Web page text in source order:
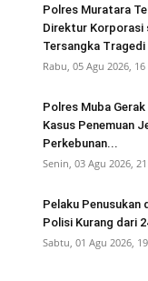
Polres Muratara
Direktur Korporasi
Tersangka
Rabu, 05 Agu 2026, 16
Polres Muba
Kasus Penemuan
Perkebunan...
Senin, 03 Agu 2026,
Pelaku Penusukan
Polisi Kurang dari
Sabtu, 01 Agu 2026,